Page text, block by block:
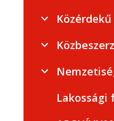
Lakossági